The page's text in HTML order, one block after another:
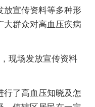
放宣传资料等多种形
大群众对高血压疾病
现场发放宣传资料
行了高血压知晓及怎